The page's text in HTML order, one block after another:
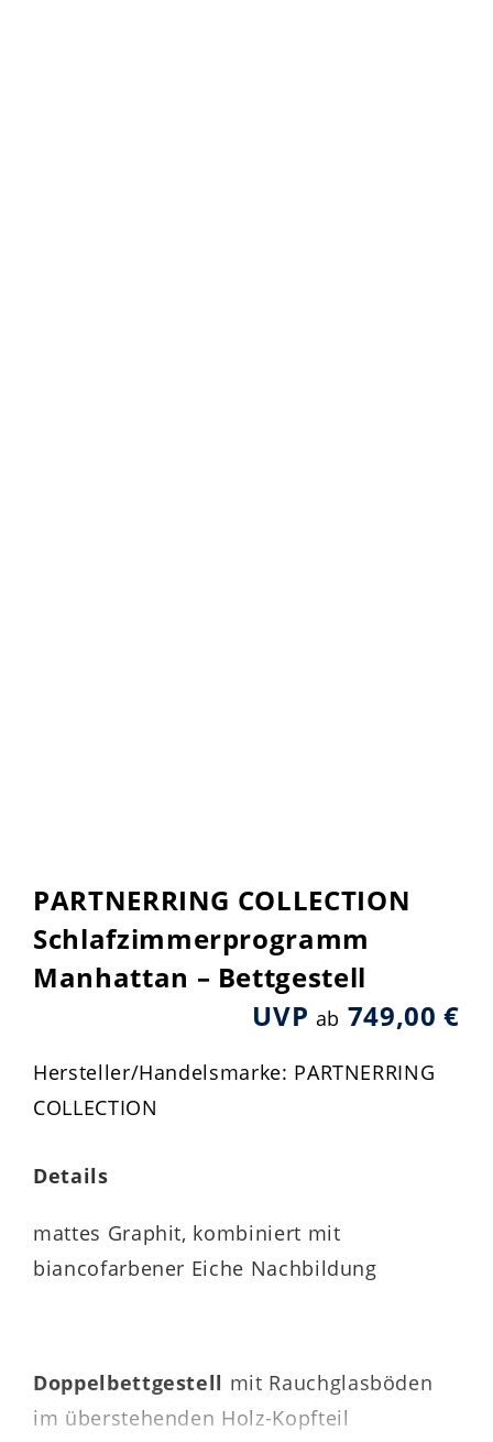
PARTNERRING COLLECTION
Schlafzimmerprogramm
Manhattan – Bettgestell
UVP ab 749,00 €
Hersteller/Handelsmarke: PARTNERRING
COLLECTION
Details
mattes Graphit, kombiniert mit
biancofarbener Eiche Nachbildung
Doppelbettgestell mit Rauchglasböden
im überstehenden Holz-Kopfteil